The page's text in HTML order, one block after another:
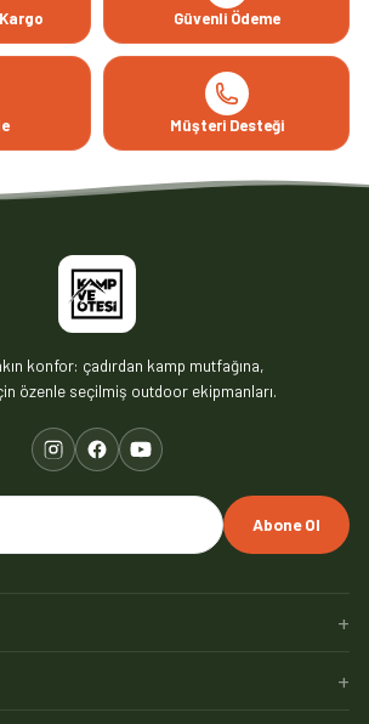
Güvenli Ödeme
Müşteri Desteği
konfor: çadırdan kamp mutfağına,
özenle seçilmiş outdoor ekipmanları.
Abone Ol
+
+